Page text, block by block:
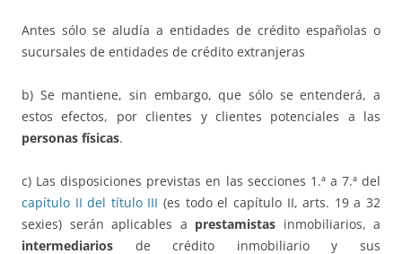
Antes sólo se aludía a entidades de crédito españolas o
sucursales de entidades de crédito extranjeras
b) Se mantiene, sin embargo, que sólo se entenderá, a
estos efectos, por clientes y clientes potenciales a las
personas físicas.
c) Las disposiciones previstas en las secciones 1.ª a 7.ª del
capítulo II del título III (es todo el capítulo II, arts. 19 a 32
sexies) serán aplicables a prestamistas inmobiliarios, a
intermediarios de crédito inmobiliario y sus